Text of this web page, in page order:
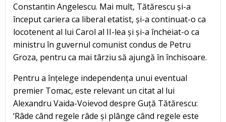
Constantin Angelescu. Mai mult, Tătărescu și-a
început cariera ca liberal etatist, și-a continuat-o ca
locotenent al lui Carol al II-lea și și-a încheiat-o ca
ministru în guvernul comunist condus de Petru
Groza, pentru ca mai târziu să ajungă în închisoare.
Pentru a înțelege independența unui eventual
premier Tomac, este relevant un citat al lui
Alexandru Vaida-Voievod despre Guță Tătărescu:
‘Râde când regele râde și plânge când regele este